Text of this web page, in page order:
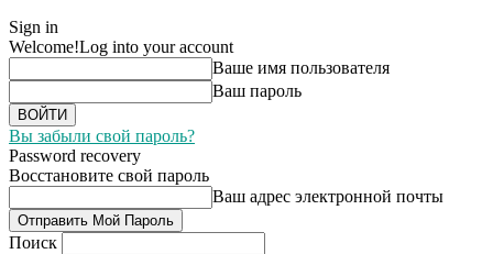
Sign in
Welcome!Log into your account
Ваше имя пользователя
Ваш пароль
Вы забыли свой пароль?
Password recovery
Восстановите свой пароль
Ваш адрес электронной почты
Поиск